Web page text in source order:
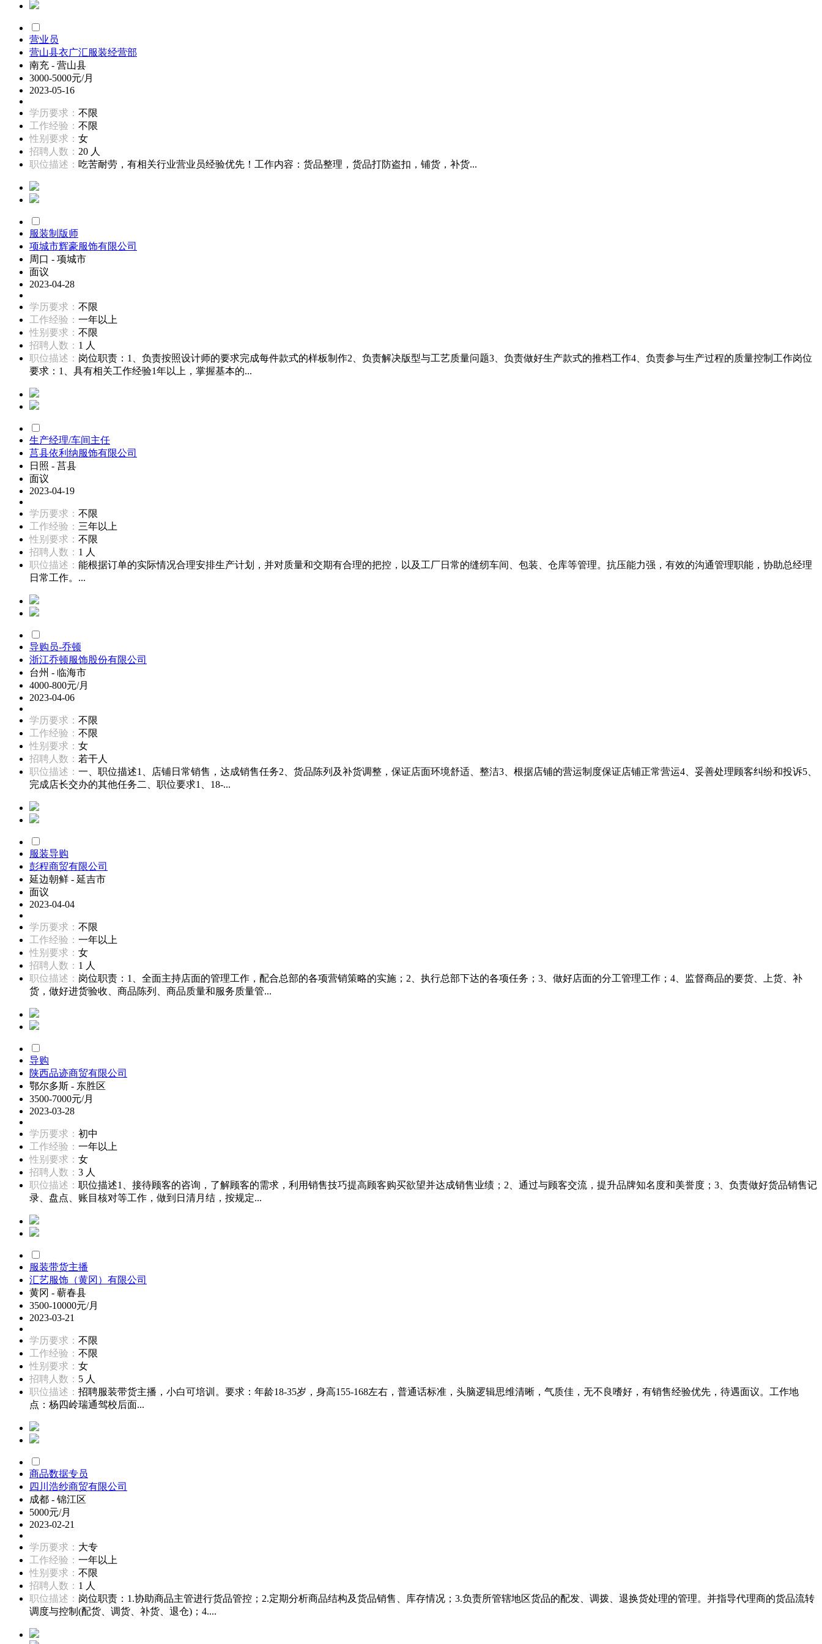
营业员
营山县衣广汇服装经营部
南充 - 营山县
3000-5000元/月
2023-05-16
学历要求： 不限
工作经验： 不限
性别要求： 女
招聘人数： 20 人
职位描述： 吃苦耐劳，有相关行业营业员经验优先！工作内容：货品整理，货品打防盗扣，铺货，补货...
服装制版师
项城市辉豪服饰有限公司
周口 - 项城市
面议
2023-04-28
学历要求： 不限
工作经验： 一年以上
性别要求： 不限
招聘人数： 1 人
职位描述： 岗位职责：1、负责按照设计师的要求完成每件款式的样板制作2、负责解决版型与工艺质量问题3、负责做好生产款式的推档工作4、负责参与生产过程的质量控制工作岗位
要求：1、具有相关工作经验1年以上，掌握基本的...
生产经理/车间主任
莒县依利纳服饰有限公司
日照 - 莒县
面议
2023-04-19
学历要求： 不限
工作经验： 三年以上
性别要求： 不限
招聘人数： 1 人
职位描述： 能根据订单的实际情况合理安排生产计划，并对质量和交期有合理的把控，以及工厂日常的缝纫车间、包装、仓库等管理。抗压能力强，有效的沟通管理职能，协助总经理
日常工作。...
导购员-乔顿
浙江乔顿服饰股份有限公司
台州 - 临海市
4000-800元/月
2023-04-06
学历要求： 不限
工作经验： 不限
性别要求： 女
招聘人数： 若干人
职位描述： 一、职位描述1、店铺日常销售，达成销售任务2、货品陈列及补货调整，保证店面环境舒适、整洁3、根据店铺的营运制度保证店铺正常营运4、妥善处理顾客纠纷和投诉5、
完成店长交办的其他任务二、职位要求1、18-...
服装导购
彭程商贸有限公司
延边朝鲜 - 延吉市
面议
2023-04-04
学历要求： 不限
工作经验： 一年以上
性别要求： 女
招聘人数： 1 人
职位描述： 岗位职责：1、全面主持店面的管理工作，配合总部的各项营销策略的实施；2、执行总部下达的各项任务；3、做好店面的分工管理工作；4、监督商品的要货、上货、补
货，做好进货验收、商品陈列、商品质量和服务质量管...
导购
陕西品迹商贸有限公司
鄂尔多斯 - 东胜区
3500-7000元/月
2023-03-28
学历要求： 初中
工作经验： 一年以上
性别要求： 女
招聘人数： 3 人
职位描述： 职位描述1、接待顾客的咨询，了解顾客的需求，利用销售技巧提高顾客购买欲望并达成销售业绩；2、通过与顾客交流，提升品牌知名度和美誉度；3、负责做好货品销售记
录、盘点、账目核对等工作，做到日清月结，按规定...
服装带货主播
汇艺服饰（黄冈）有限公司
黄冈 - 蕲春县
3500-10000元/月
2023-03-21
学历要求： 不限
工作经验： 不限
性别要求： 女
招聘人数： 5 人
职位描述： 招聘服装带货主播，小白可培训。要求：年龄18-35岁，身高155-168左右，普通话标准，头脑逻辑思维清晰，气质佳，无不良嗜好，有销售经验优先，待遇面议。工作地
点：杨四岭瑞通驾校后面...
商品数据专员
四川浩纱商贸有限公司
成都 - 锦江区
5000元/月
2023-02-21
学历要求： 大专
工作经验： 一年以上
性别要求： 不限
招聘人数： 1 人
职位描述： 岗位职责：1.协助商品主管进行货品管控；2.定期分析商品结构及货品销售、库存情况；3.负责所管辖地区货品的配发、调拨、退换货处理的管理。并指导代理商的货品流转
调度与控制(配货、调货、补货、退仓)；4....